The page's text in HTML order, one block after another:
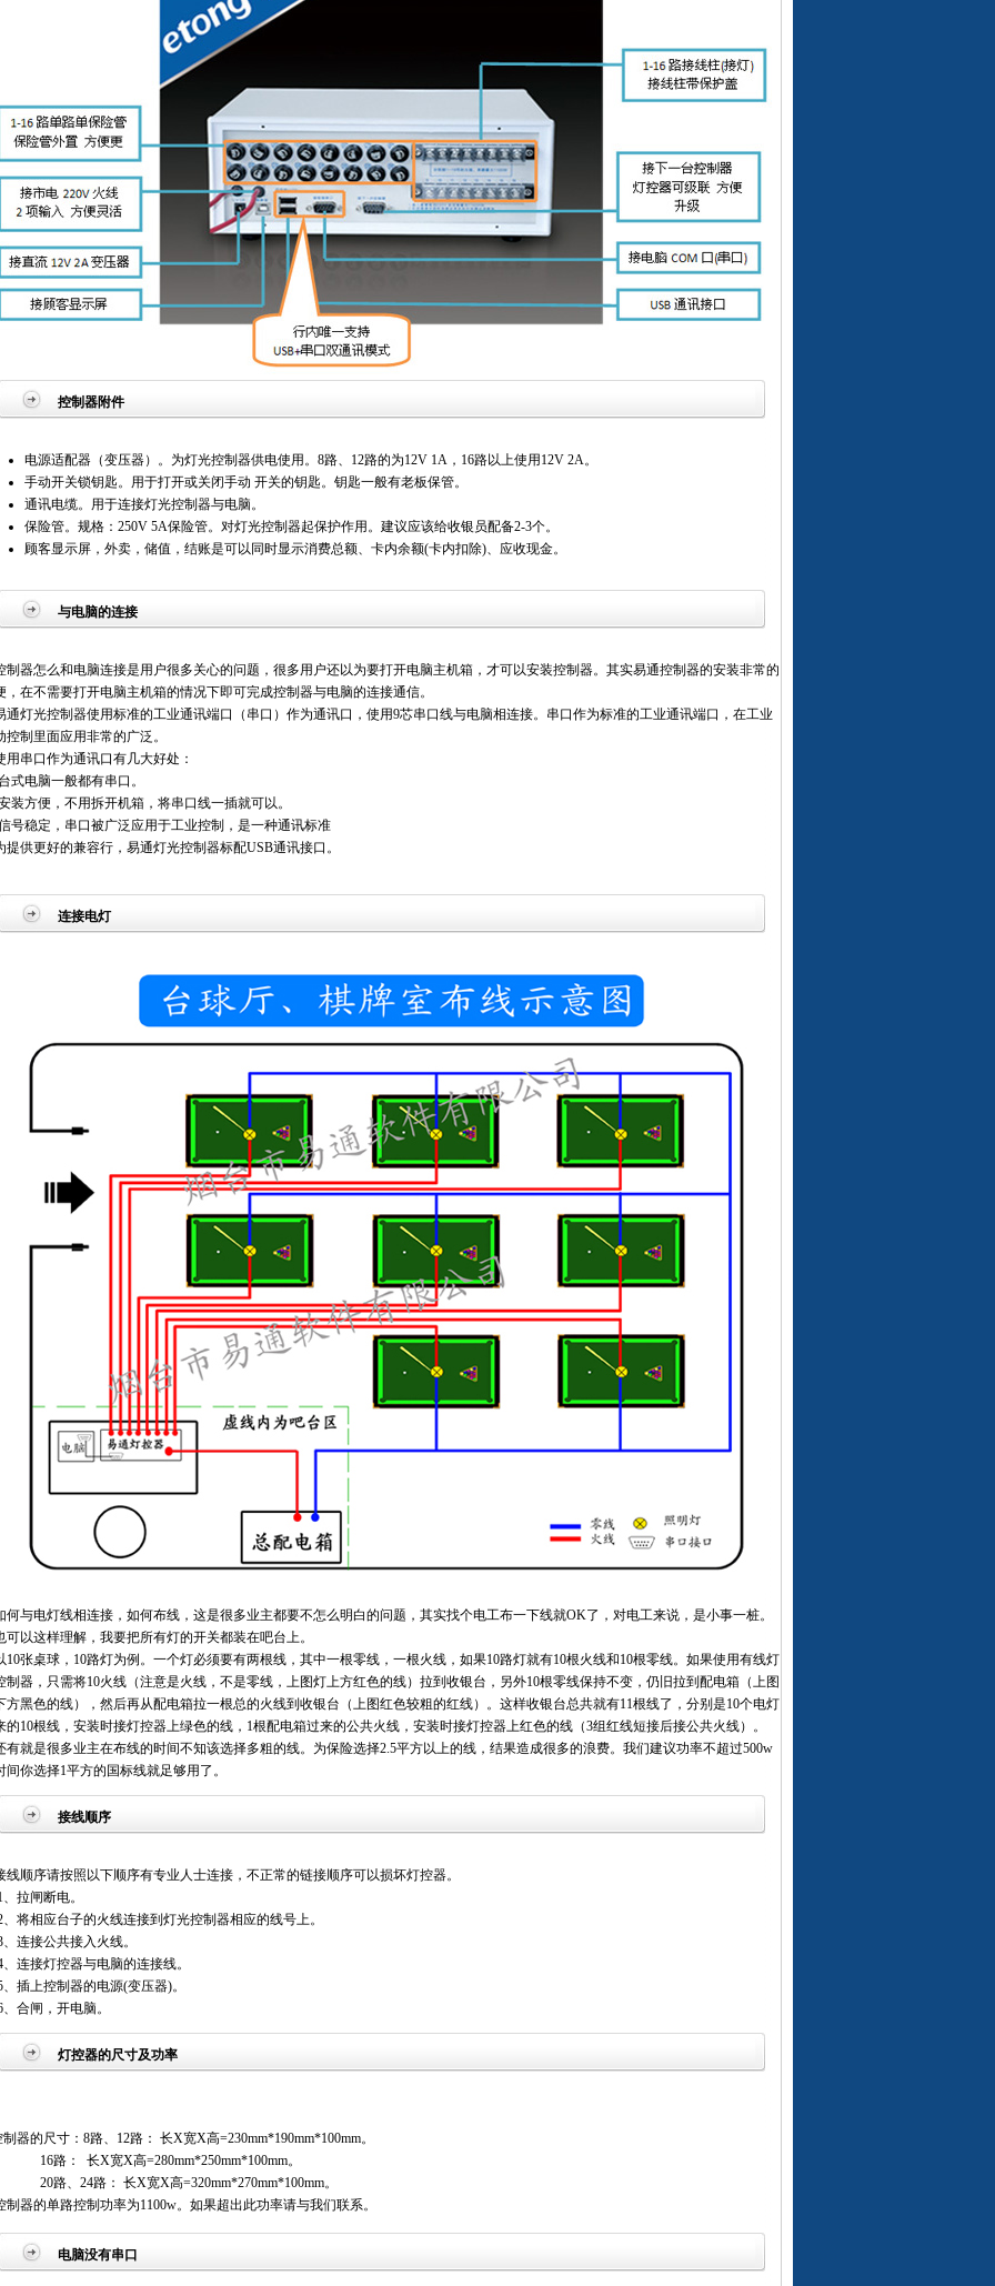
控制器附件
电源适配器（变压器）。为灯光控制器供电使用。8路、12路的为12V 1A，16路以上使用12V 2A。
手动开关锁钥匙。用于打开或关闭手动 开关的钥匙。钥匙一般有老板保管。
通讯电缆。用于连接灯光控制器与电脑。
保险管。规格：250V 5A保险管。对灯光控制器起保护作用。建议应该给收银员配备2-3个。
顾客显示屏，外卖，储值，结账是可以同时显示消费总额、卡内余额(卡内扣除)、应收现金。
与电脑的连接
器怎么和电脑连接是用户很多关心的问题，很多用户还以为要打开电脑主机箱，才可以安装控制器。其实易通控制器的安装非常的
，在不需要打开电脑主机箱的情况下即可完成控制器与电脑的连接通信。
灯光控制器使用标准的工业通讯端口（串口）作为通讯口，使用9芯串口线与电脑相连接。串口作为标准的工业通讯端口，在工业
控制里面应用非常的广泛。
串口作为通讯口有几大好处：
式电脑一般都有串口。
装方便，不用拆开机箱，将串口线一插就可以。
号稳定，串口被广泛应用于工业控制，是一种通讯标准
供更好的兼容行，易通灯光控制器标配USB通讯接口。
连接电灯
与电灯线相连接，如何布线，这是很多业主都要不怎么明白的问题，其实找个电工布一下线就OK了，对电工来说，是小事一桩。
可以这样理解，我要把所有灯的开关都装在吧台上。
张桌球，10路灯为例。一个灯必须要有两根线，其中一根零线，一根火线，如果10路灯就有10根火线和10根零线。如果使用有线灯
制器，只需将10火线（注意是火线，不是零线，上图灯上方红色的线）拉到收银台，另外10根零线保持不变，仍旧拉到配电箱（上图
方黑色的线），然后再从配电箱拉一根总的火线到收银台（上图红色较粗的红线）。这样收银台总共就有11根线了，分别是10个电灯
的10根线，安装时接灯控器上绿色的线，1根配电箱过来的公共火线，安装时接灯控器上红色的线（3组红线短接后接公共火线）。
就是很多业主在布线的时间不知该选择多粗的线。为保险选择2.5平方以上的线，结果造成很多的浪费。我们建议功率不超过500w
间你选择1平方的国标线就足够用了。
接线顺序
顺序请按照以下顺序有专业人士连接，不正常的链接顺序可以损坏灯控器。
拉闸断电。
将相应台子的火线连接到灯光控制器相应的线号上。
连接公共接入火线。
连接灯控器与电脑的连接线。
插上控制器的电源(变压器)。
合闸，开电脑。
灯控器的尺寸及功率
器的尺寸：8路、12路： 长X宽X高=230mm*190mm*100mm。
路： 长X宽X高=280mm*250mm*100mm。
路、24路： 长X宽X高=320mm*270mm*100mm。
器的单路控制功率为1100w。如果超出此功率请与我们联系。
电脑没有串口